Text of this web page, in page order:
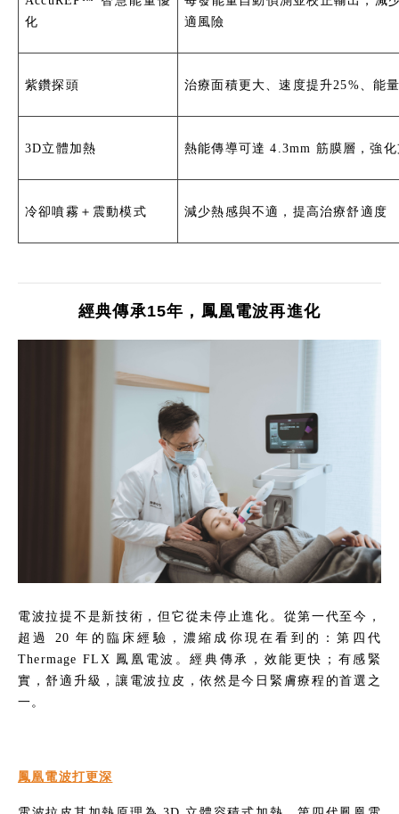
化
適風險
紫鑽探頭 治療面積更大、速度提升25%、能
3D立體加熱 熱能傳導可達 4.3mm 筋膜層，強
冷卻噴霧＋震動模式 減少熱感與不適，提高治療舒適度
經典傳承15年，鳳凰電波再進化
電波拉提不是新技術，但它從未停止進化。從第一代至今，
超過 20 年的臨床經驗，濃縮成你現在看到的：第四代
Thermage FLX 鳳凰電波。經典傳承，效能更快；有感緊
實，舒適升級，讓電波拉皮，依然是今日緊膚療程的首選之
一。
鳳凰電波打更深